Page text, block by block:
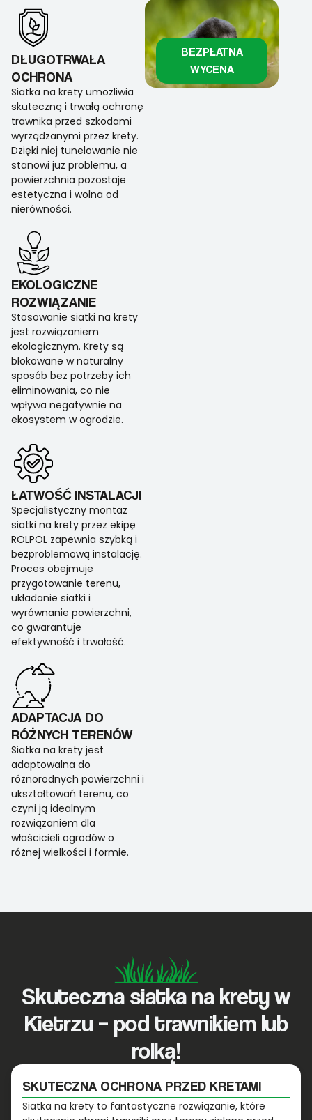
DŁUGOTRWAŁA
OCHRONA
Siatka na krety umożliwia
skuteczną i trwałą ochronę
trawnika przed szkodami
wyrządzanymi przez krety.
Dzięki niej tunelowanie nie
stanowi już problemu, a
powierzchnia pozostaje
estetyczna i wolna od
nierówności.
EKOLOGICZNE
ROZWIĄZANIE
Stosowanie siatki na krety
jest rozwiązaniem
ekologicznym. Krety są
blokowane w naturalny
sposób bez potrzeby ich
eliminowania, co nie
wpływa negatywnie na
ekosystem w ogrodzie.
ŁATWOŚĆ INSTALACJI
Specjalistyczny montaż
siatki na krety przez ekipę
ROLPOL zapewnia szybką i
bezproblemową instalację.
Proces obejmuje
przygotowanie terenu,
układanie siatki i
wyrównanie powierzchni,
co gwarantuje
efektywność i trwałość.
ADAPTACJA DO
RÓŻNYCH TERENÓW
Siatka na krety jest
adaptowalna do
różnorodnych powierzchni i
ukształtowań terenu, co
czyni ją idealnym
rozwiązaniem dla
właścicieli ogrodów o
różnej wielkości i formie.
BEZPŁATNA
WYCENA
Skuteczna siatka na krety w
Kietrzu – pod trawnikiem lub
rolką!
SKUTECZNA OCHRONA PRZED KRETAMI
Siatka na krety to fantastyczne rozwiązanie, które